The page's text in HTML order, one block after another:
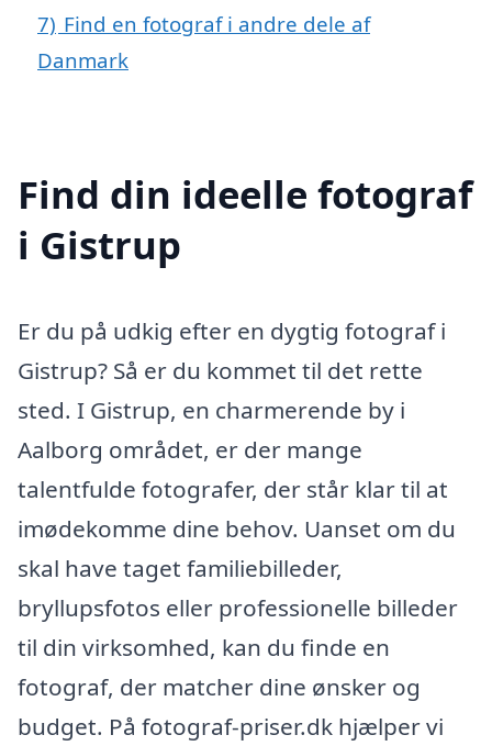
7) Find en fotograf i andre dele af
Danmark
Find din ideelle fotograf
i Gistrup
Er du på udkig efter en dygtig fotograf i
Gistrup? Så er du kommet til det rette
sted. I Gistrup, en charmerende by i
Aalborg området, er der mange
talentfulde fotografer, der står klar til at
imødekomme dine behov. Uanset om du
skal have taget familiebilleder,
bryllupsfotos eller professionelle billeder
til din virksomhed, kan du finde en
fotograf, der matcher dine ønsker og
budget. På fotograf-priser.dk hjælper vi